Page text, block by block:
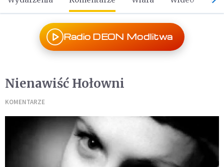
Radio DEON Modlitwa
Nienawiść Hołowni
KOMENTARZE